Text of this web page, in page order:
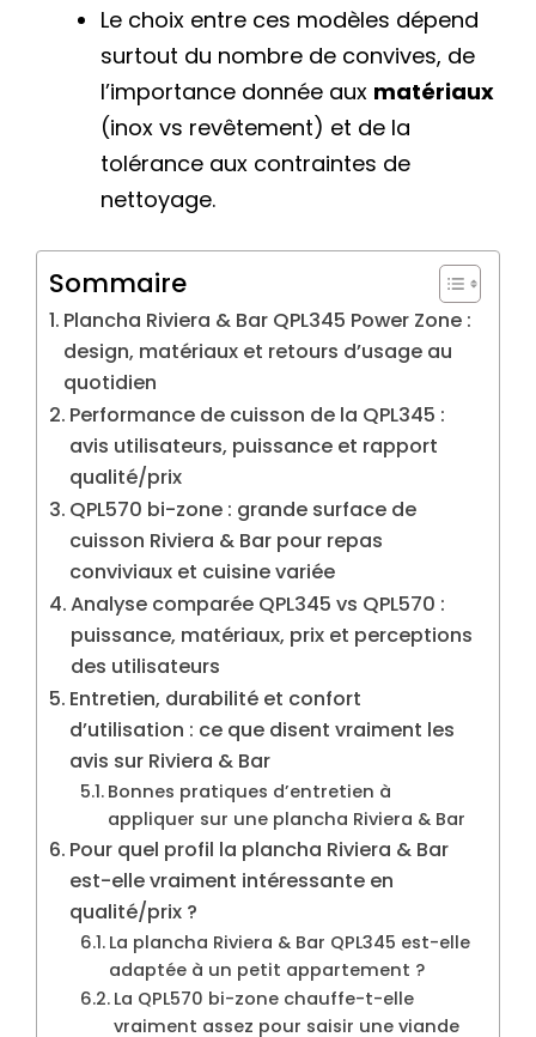
Le choix entre ces modèles dépend
surtout du nombre de convives, de
l’importance donnée aux matériaux
(inox vs revêtement) et de la
tolérance aux contraintes de
nettoyage.
Sommaire
Plancha Riviera & Bar QPL345 Power Zone :
design, matériaux et retours d’usage au
quotidien
Performance de cuisson de la QPL345 :
avis utilisateurs, puissance et rapport
qualité/prix
QPL570 bi-zone : grande surface de
cuisson Riviera & Bar pour repas
conviviaux et cuisine variée
Analyse comparée QPL345 vs QPL570 :
puissance, matériaux, prix et perceptions
des utilisateurs
Entretien, durabilité et confort
d’utilisation : ce que disent vraiment les
avis sur Riviera & Bar
Bonnes pratiques d’entretien à
appliquer sur une plancha Riviera & Bar
Pour quel profil la plancha Riviera & Bar
est-elle vraiment intéressante en
qualité/prix ?
La plancha Riviera & Bar QPL345 est-elle
adaptée à un petit appartement ?
La QPL570 bi-zone chauffe-t-elle
vraiment assez pour saisir une viande